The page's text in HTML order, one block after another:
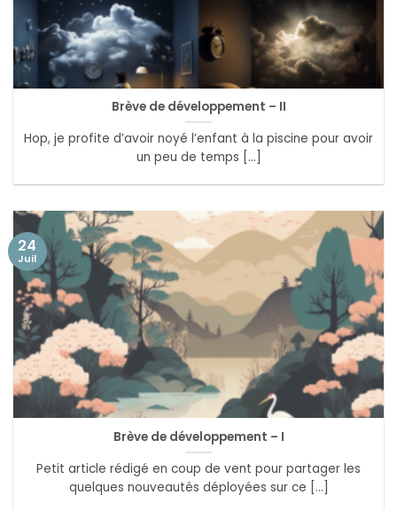
Brève de développement – II
Hop, je profite d’avoir noyé l’enfant à la piscine pour avoir
un peu de temps [...]
Brève de développement – I
Petit article rédigé en coup de vent pour partager les
quelques nouveautés déployées sur ce [...]
24
Juil